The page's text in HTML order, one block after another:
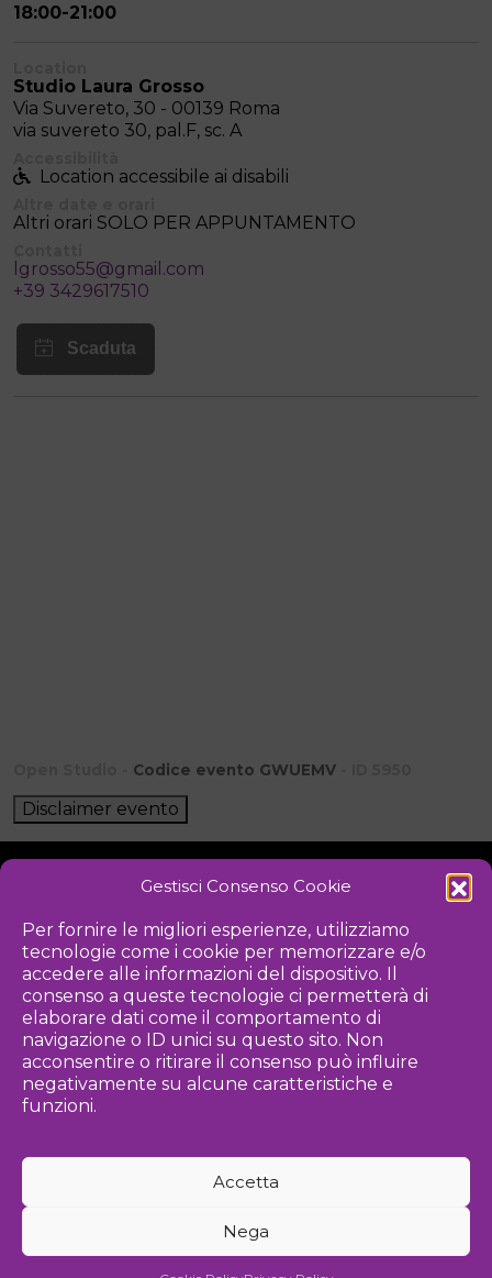
Gestisci Consenso Cookie
Per fornire le migliori esperienze, utilizziamo
tecnologie come i cookie per memorizzare e/o
accedere alle informazioni del dispositivo. Il
consenso a queste tecnologie ci permetterà di
elaborare dati come il comportamento di
navigazione o ID unici su questo sito. Non
acconsentire o ritirare il consenso può influire
negativamente su alcune caratteristiche e
funzioni.
Accetta
Nega
18:00-21:00
Studio Laura Grosso
Via Suvereto, 30 - 00139 Roma
via suvereto 30, pal.F, sc. A
Location accessibile ai disabili
Altri orari SOLO PER APPUNTAMENTO
lgrosso55@gmail.com
+39 3429617510
Codice evento GWUEMV
Disclaimer evento
PRIVACY POLICY
Iniziativa
Associazione culturale per la promozione delle arti visive